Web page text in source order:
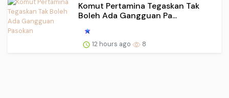
Komut Pertamina Tegaskan Tak
Boleh Ada Gangguan Pa...
12 hours ago 8